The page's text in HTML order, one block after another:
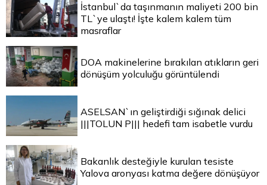
İstanbul`da taşınmanın maliyeti 200 bin
TL`ye ulaştı! İşte kalem kalem tüm
masraflar
DOA makinelerine bırakılan atıkların geri
dönüşüm yolculuğu görüntülendi
ASELSAN`ın geliştirdiği sığınak delici
|||TOLUN P||| hedefi tam isabetle vurdu
Bakanlık desteğiyle kurulan tesiste
Yalova aronyası katma değere dönüşüyor